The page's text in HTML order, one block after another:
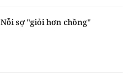
Nỗi sợ "giỏi hơn chồng"